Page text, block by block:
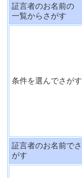
証言者のお名前の
一覧からさがす
条件を選んでさがす
証言者のお名前でさ
がす